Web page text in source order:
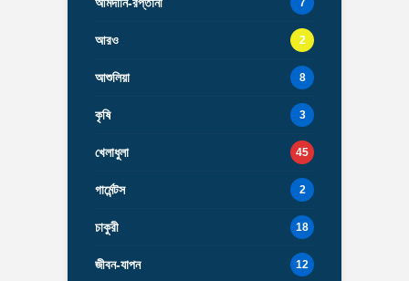
আমদানি-রপ্তানী 7
আরও 2
আশুলিয়া 8
কৃষি 3
খেলাধুলা 45
গার্মেন্টস 2
চাকুরী 18
জীবন-যাপন 12